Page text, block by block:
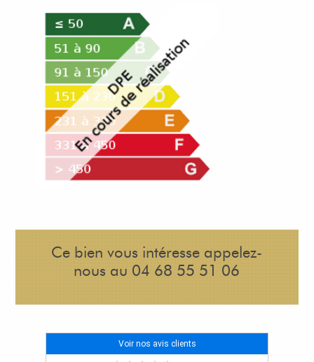
Ce bien vous intéresse appelez-
nous au 04 68 55 51 06
Voir nos avis clients